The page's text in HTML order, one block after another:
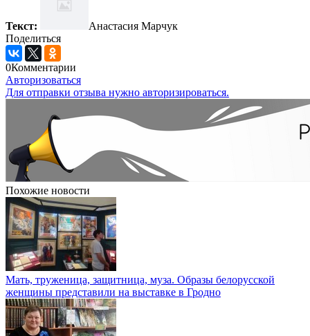
Текст:
Анастасия Марчук
Поделиться
0Комментарии
Авторизоваться
Для отправки отзыва нужно авторизироваться.
Похожие новости
Мать, труженица, защитница, муза. Образы белорусской
женщины представили на выставке в Гродно